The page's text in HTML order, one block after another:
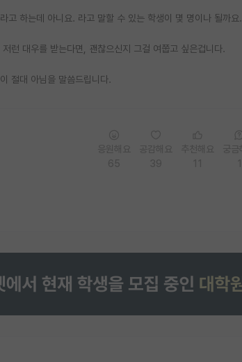
고 하는데 아니요. 라고 말할 수 있는 학생이 몇 명이나 될까요.
런 대우를 받는다면, 괜찮으신지 그걸 여쭙고 싶은겁니다.
절대 아님을 말씀드립니다.